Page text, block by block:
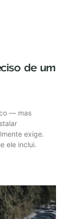
de um
— mas
exige.
ele inclui.